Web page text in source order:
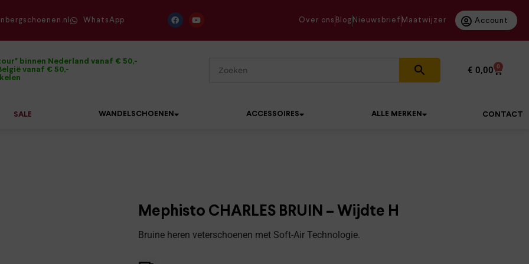
WhatsApp Over ons Blog Nieuwsbrief Maatwijzer Account
binnen Nederland vanaf € 50,-
vanaf € 50,-
€ 0,00 0
SALE WANDELSCHOENEN ACCESSOIRES ALLE MERKEN CONTACT
Mephisto CHARLES BRUIN – Wijdte H
Bruine heren veterschoenen met Soft-Air Technologie.